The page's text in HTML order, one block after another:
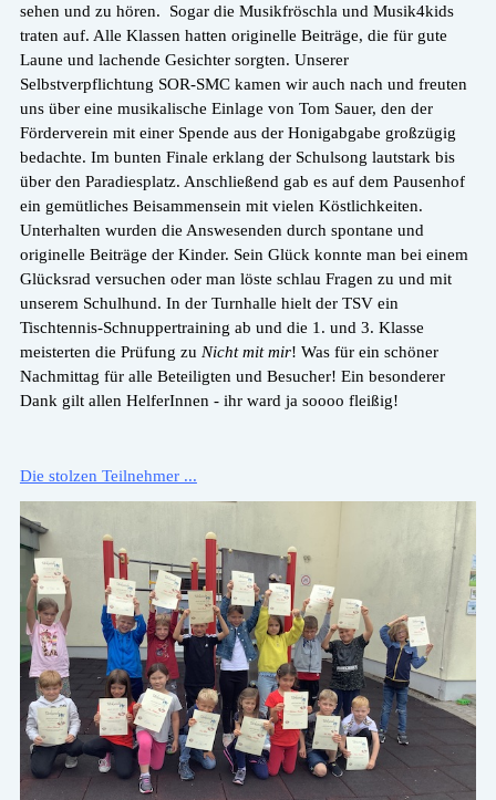
sehen und zu hören. Sogar die Musikfröschla und Musik4kids
traten auf. Alle Klassen hatten originelle Beiträge, die für gute
Laune und lachende Gesichter sorgten. Unserer
Selbstverpflichtung SOR-SMC kamen wir auch nach und freuten
uns über eine musikalische Einlage von Tom Sauer, den der
Förderverein mit einer Spende aus der Honigabgabe großzügig
bedachte. Im bunten Finale erklang der Schulsong lautstark bis
über den Paradiesplatz. Anschließend gab es auf dem Pausenhof
ein gemütliches Beisammensein mit vielen Köstlichkeiten.
Unterhalten wurden die Answesenden durch spontane und
originelle Beiträge der Kinder. Sein Glück konnte man bei einem
Glücksrad versuchen oder man löste schlau Fragen zu und mit
unserem Schulhund. In der Turnhalle hielt der TSV ein
Tischtennis-Schnuppertraining ab und die 1. und 3. Klasse
meisterten die Prüfung zu Nicht mit mir! Was für ein schöner
Nachmittag für alle Beteiligten und Besucher! Ein besonderer
Dank gilt allen HelferInnen - ihr ward ja soooo fleißig!
Die stolzen Teilnehmer ...